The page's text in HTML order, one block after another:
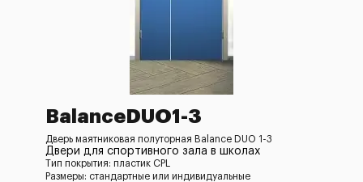
BalanceDUO1-3
Дверь маятниковая полуторная Balance DUO 1-3
Двери для спортивного зала в школах
Тип покрытия: пластик CPL
Размеры: стандартные или индивидуальные